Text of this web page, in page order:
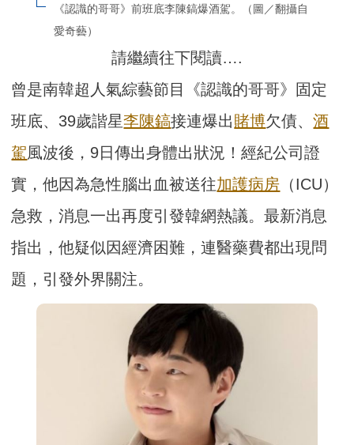
《認識的哥哥》前班底李陳鎬爆酒駕。（圖／翻攝自
愛奇藝）
請繼續往下閱讀….
曾是南韓超人氣綜藝節目《認識的哥哥》固定
班底、39歲諧星李陳鎬接連爆出賭博欠債、酒
駕風波後，9日傳出身體出狀況！經紀公司證
實，他因為急性腦出血被送往加護病房 （ICU）
急救，消息一出再度引發韓網熱議。最新消息
指出，他疑似因經濟困難，連醫藥費都出現問
題，引發外界關注。